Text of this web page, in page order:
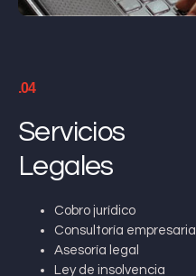
.04
Servicios
Legales
Cobro jurídico
Consultoría empresarial
Asesoría legal
Ley de insolvencia